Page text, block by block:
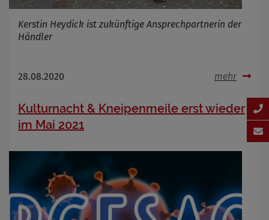
Kerstin Heydick ist zukünftige Ansprechpartnerin der
Händler
28.08.2020 mehr
Kulturnacht & Kneipenmeile erst wieder
im Mai 2021